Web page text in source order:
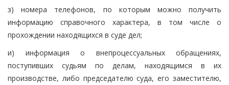
з) номера телефонов, по которым можно получить
информацию справочного характера, в том числе о
прохождении находящихся в суде дел;
и) информация о внепроцессуальных обращениях,
поступивших судьям по делам, находящимся в их
производстве, либо председателю суда, его заместителю,